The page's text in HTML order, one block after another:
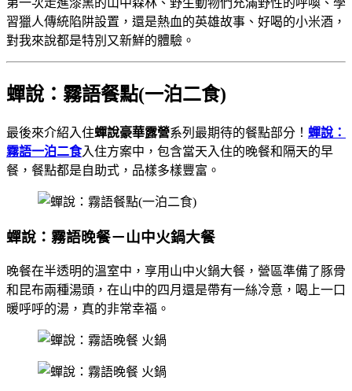
第一次走進漆黑的山中森林、野生動物們充滿野性的呼喚、學
習獵人傳統陷阱設置，還是熱血的英雄故事、好喝的小米酒，
對我來說都是特別又新鮮的體驗。
蟬說：霧語餐點(一泊二食)
最後來介紹入住蟬說豪華露營系列最期待的餐點部分！ 蟬說：
霧語一泊二食入住方案中，包含當天入住的晚餐和隔天的早
餐，餐點都是自助式，品樣多樣豐富。
蟬說：霧語晚餐－山中火鍋大餐
晚餐在半透明的溫室中，享用山中火鍋大餐，營區準備了豚骨
和昆布兩種湯頭，在山中的四月還是帶有一絲冷意，喝上一口
暖呼呼的湯，真的非常幸福。